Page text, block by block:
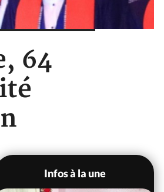
64
Infos à la une